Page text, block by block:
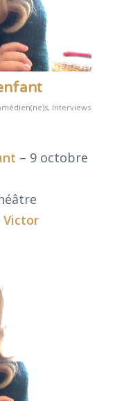
, Interviews
– 9 octobre
Victor